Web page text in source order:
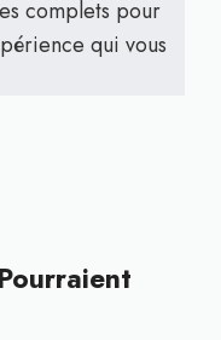
complets pour
qui vous